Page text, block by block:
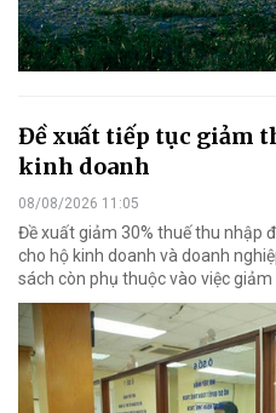
Đề xuất tiếp tục giảm
kinh doanh
08/08/2026 11:05
Đề xuất giảm 30% thuế thu nhập
cho hộ kinh doanh và doanh
sách còn phụ thuộc vào việc